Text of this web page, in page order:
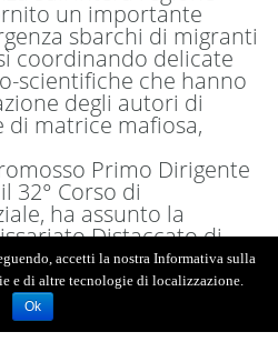
un importante
sbarchi di migranti
coordinando delicate
scientifiche che hanno
degli autori di
di matrice mafiosa,
Primo Dirigente
32° Corso di
ha assunto la
Distaccato di
Gioia Tauro (RC), con
ad alta densità
Gioia Tauro (Gioia
Rizziconi,
accetti la nostra Informativa sulla
e di altre tecnologie di localizzazione.
Ok